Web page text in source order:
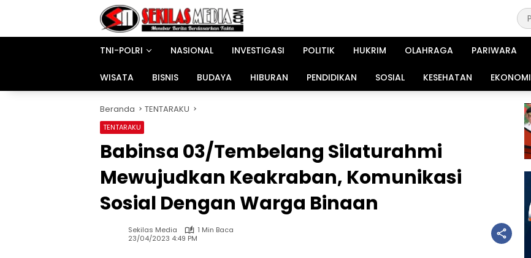
TNI-POLRI
NASIONAL INVESTIGASI POLITIK HUKRIM OLAHRAGA PARIWARA
WISATA BISNIS BUDAYA HIBURAN PENDIDIKAN SOSIAL KESEHATAN EKONOMI
Beranda TENTARAKU
TENTARAKU
Babinsa 03/Tembelang Silaturahmi
Mewujudkan Keakraban, Komunikasi
Sosial Dengan Warga Binaan
Sekilas Media
1 Min Baca
23/04/2023 4:49 PM